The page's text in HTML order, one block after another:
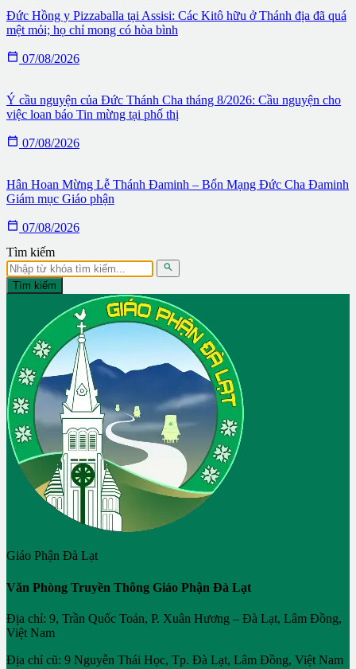
Đức Hồng y Pizzaballa tại Assisi: Các Kitô hữu ở Thánh địa đã quá
mệt mỏi; họ chỉ mong có hòa bình
 07/08/2026
Ý cầu nguyện của Đức Thánh Cha tháng 8/2026: Cầu nguyện cho
việc loan báo Tin mừng tại phố thị
 07/08/2026
Hân Hoan Mừng Lễ Thánh Đaminh – Bổn Mạng Đức Cha Đaminh
Giám mục Giáo phận
 07/08/2026
Tìm kiếm

Tìm kiếm
Giáo Phận Đà Lạt
Văn Phòng Truyền Thông Giáo Phận Đà Lạt
Địa chỉ: 9, Trần Quốc Toản, P. Xuân Hương – Đà Lạt, Lâm Đồng,
Việt Nam
Địa chỉ cũ: 9 Nguyễn Thái Học, Tp. Đà Lạt, Lâm Đồng, Việt Nam